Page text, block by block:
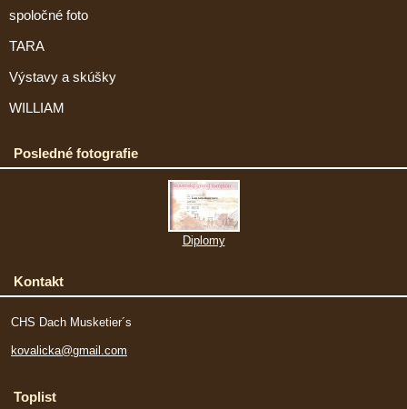
spoločné foto
TARA
Výstavy a skúšky
WILLIAM
Posledné fotografie
Diplomy
Kontakt
CHS Dach Musketier´s
kovalicka@gmail.com
Toplist